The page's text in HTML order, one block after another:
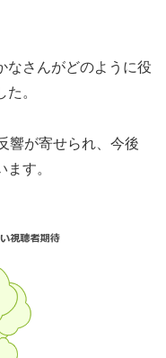
なさんがどのように役
。
響が寄せられ、今後
す。